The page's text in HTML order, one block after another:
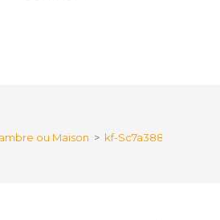
ou Maison > kf-